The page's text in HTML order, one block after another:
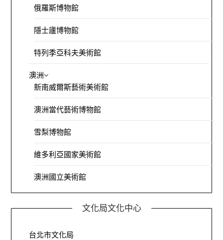
俄羅斯博物館
隱士廬博物館
特列季亞科夫美術館
澳洲
新南威爾斯藝術美術館
澳洲當代藝術博物館
雪梨博物館
維多利亞國家美術館
澳洲國立美術館
文化局文化中心
台北市文化局